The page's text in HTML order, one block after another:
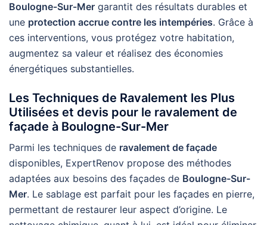
Boulogne-Sur-Mer garantit des résultats durables et
une protection accrue contre les intempéries. Grâce à
ces interventions, vous protégez votre habitation,
augmentez sa valeur et réalisez des économies
énergétiques substantielles.
Les Techniques de Ravalement les Plus
Utilisées et devis pour le ravalement de
façade à Boulogne-Sur-Mer
Parmi les techniques de ravalement de façade
disponibles, ExpertRenov propose des méthodes
adaptées aux besoins des façades de Boulogne-Sur-
Mer. Le sablage est parfait pour les façades en pierre,
permettant de restaurer leur aspect d’origine. Le